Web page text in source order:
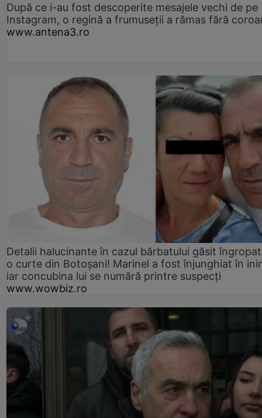
După ce i-au fost descoperite mesajele vechi de pe
Instagram, o regină a frumuseții a rămas fără
www.antena3.ro
Detalii halucinante în cazul bărbatului găsit
o curte din Botoșani! Marinel a fost înjunghiat în
iar concubina lui se numără printre suspecți
www.wowbiz.ro